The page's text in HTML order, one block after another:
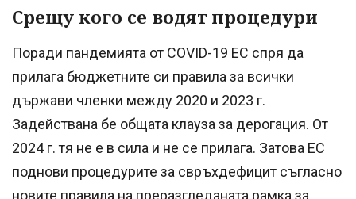
Срещу кого се водят процедури
Поради пандемията от COVID-19 ЕС спря да
прилага бюджетните си правила за всички
държави членки между 2020 и 2023 г.
Задействана бе общата клауза за дерогация. От
2024 г. тя не е в сила и не се прилага. Затова ЕС
поднови процедурите за свръхдефицит съгласно
новите правила на преразгледаната рамка за